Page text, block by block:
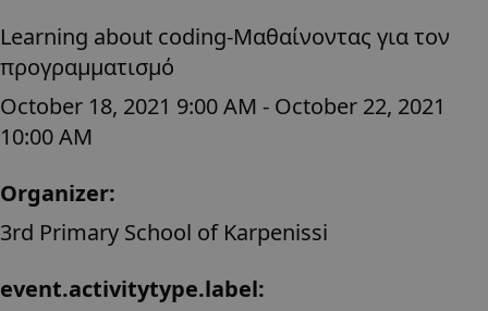
Learning about coding-Μαθαίνοντας για τον
προγραμματισμό
October 18, 2021 9:00 AM - October 22, 2021
10:00 AM
Organizer:
3rd Primary School of Karpenissi
event.activitytype.label: